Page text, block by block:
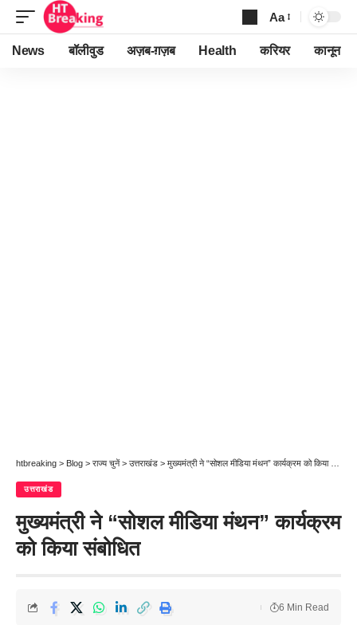
Font
Resizer
Aa
News बॉलीवुड अज़ब-ग़ज़ब Health करियर कानून
htbreaking > Blog > राज्य चुनें > उत्तराखंड > मुख्यमंत्री ने “सोशल मीडिया मंथन” कार्यक्रम को किया संबोधित
उत्तराखंड
मुख्यमंत्री ने “सोशल मीडिया मंथन” कार्यक्रम
को किया संबोधित
6 Min Read